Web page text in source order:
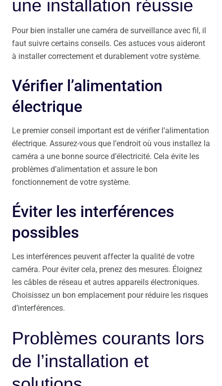
une installation réussie
Pour bien installer une caméra de surveillance avec fil, il
faut suivre certains conseils. Ces astuces vous aideront
à installer correctement et durablement votre système.
Vérifier l’alimentation
électrique
Le premier conseil important est de vérifier l’alimentation
électrique. Assurez-vous que l’endroit où vous installez la
caméra a une bonne source d’électricité. Cela évite les
problèmes d’alimentation et assure le bon
fonctionnement de votre système.
Éviter les interférences
possibles
Les interférences peuvent affecter la qualité de votre
caméra. Pour éviter cela, prenez des mesures. Éloignez
les câbles de réseau et autres appareils électroniques.
Choisissez un bon emplacement pour réduire les risques
d’interférences.
Problèmes courants lors
de l’installation et